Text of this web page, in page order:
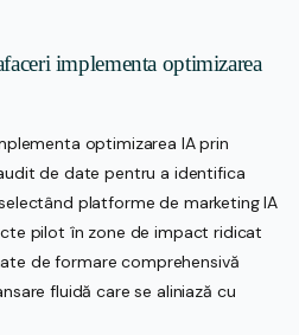
implementa optimizarea
optimizarea IA prin
de date pentru a identifica
platforme de marketing IA
pilot în zone de impact ridicat
de formare comprehensivă
fluidă care se aliniază cu